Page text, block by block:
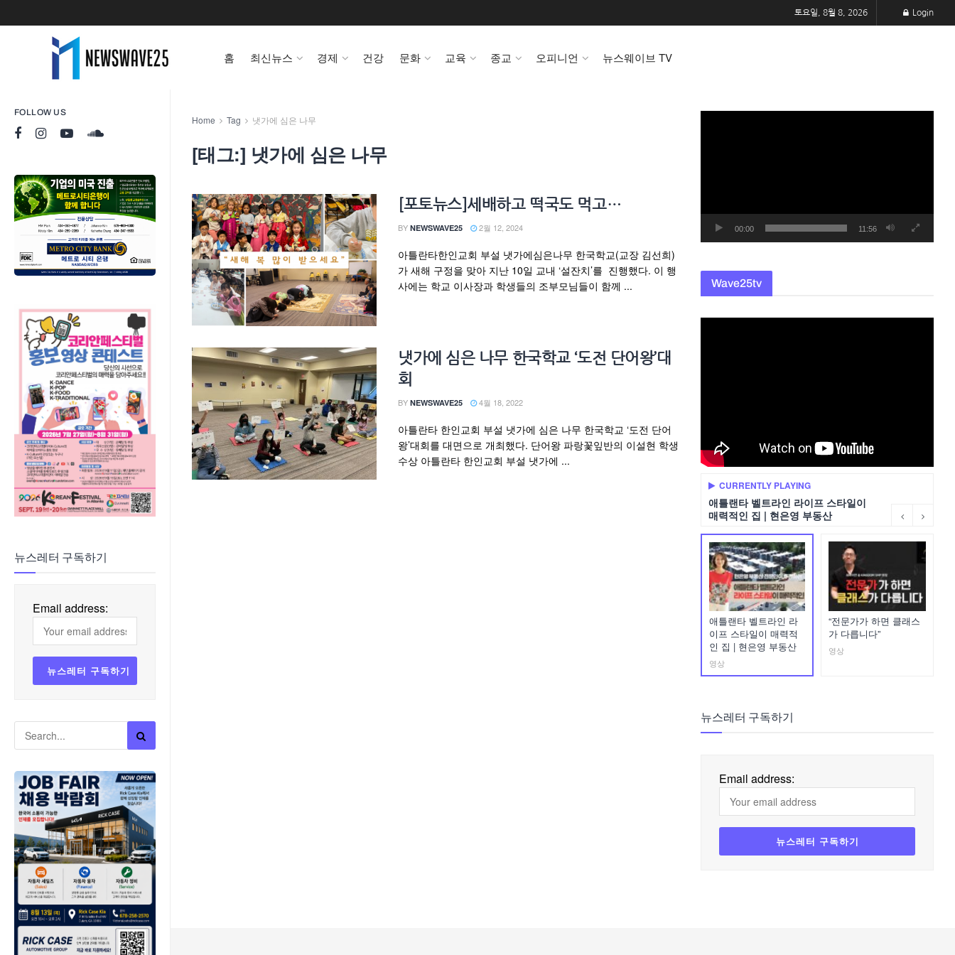
FOLLOW US
뉴스레터 구독하기
Email address:
토요일, 8월 8, 2026 Login
홈 최신뉴스 경제 건강 문화 교육 종교 오피니언 뉴스웨이브 TV
Home Tag 냇가에 심은 나무
[태그:] 냇가에 심은 나무
[포토뉴스]세배하고 떡국도 먹고…
BY NEWSWAVE25 2월 12, 2024
아틀란타한인교회 부설 냇가에심은나무 한국학교(교장 김선희)
가 새해 구정을 맞아 지난 10일 교내 ‘설잔치’를 진행했다. 이 행
사에는 학교 이사장과 학생들의 조부모님들이 함께 ...
냇가에 심은 나무 한국학교 ‘도전 단어왕’대
회
BY NEWSWAVE25 4월 18, 2022
아틀란타 한인교회 부설 냇가에 심은 나무 한국학교 ‘도전 단어
왕’대회를 대면으로 개최했다. 단어왕 파랑꽃잎반의 이설현 학생
수상 아틀란타 한인교회 부설 냇가에 ...
00:00 11:56
Wave25tv
CURRENTLY PLAYING
애틀랜타 벨트라인 라이프 스타일이
매력적인 집 | 현은영 부동산
애틀랜타 벨트라인 라
이프 스타일이 매력적
인 집 | 현은영 부동산
영상
“전문가가 하면 클래스
가 다릅니다”
영상
뉴스레터 구독하기
Email address: